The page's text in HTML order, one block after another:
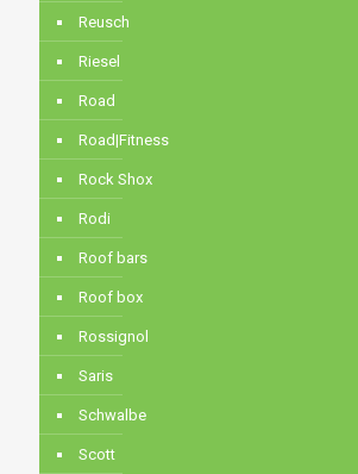
Reusch
Riesel
Road
Road|Fitness
Rock Shox
Rodi
Roof bars
Roof box
Rossignol
Saris
Schwalbe
Scott